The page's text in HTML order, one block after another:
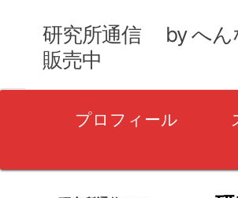
研究所通信 by へん
販売中
マ
プロフィール